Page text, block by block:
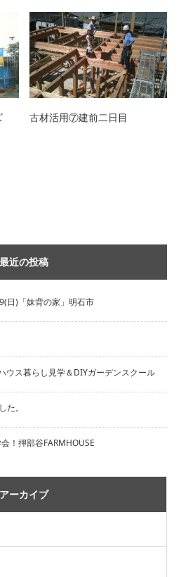
古材活用⑦建前二日目
最近の投稿
日)「妹背の家」明石市
ウス暮らし見学＆DIYガーデンスクール
た。
！押部谷FARMHOUSE
アーカイブ